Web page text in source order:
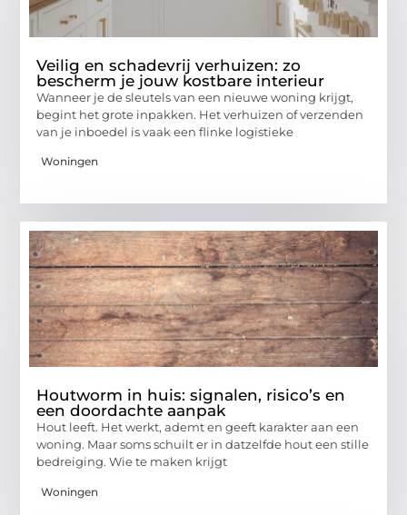
Veilig en schadevrij verhuizen: zo
bescherm je jouw kostbare interieur
Wanneer je de sleutels van een nieuwe woning krijgt,
begint het grote inpakken. Het verhuizen of verzenden
van je inboedel is vaak een flinke logistieke
Woningen
Houtworm in huis: signalen, risico’s en
een doordachte aanpak
Hout leeft. Het werkt, ademt en geeft karakter aan een
woning. Maar soms schuilt er in datzelfde hout een stille
bedreiging. Wie te maken krijgt
Woningen